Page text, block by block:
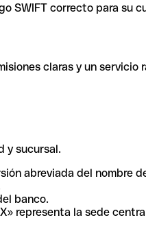
SWIFT correcto para su
claras y un
y sucursal.
abreviada del nombre
banco.
representa la sede